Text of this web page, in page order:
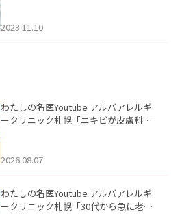
2023.11.10
わたしの名医Youtube アルバアレルギ
ークリニック札幌「ニキビが皮膚科で
ました。
2026.08.07
わたしの名医Youtube アルバアレルギ
ークリニック札幌「30代から急に老け